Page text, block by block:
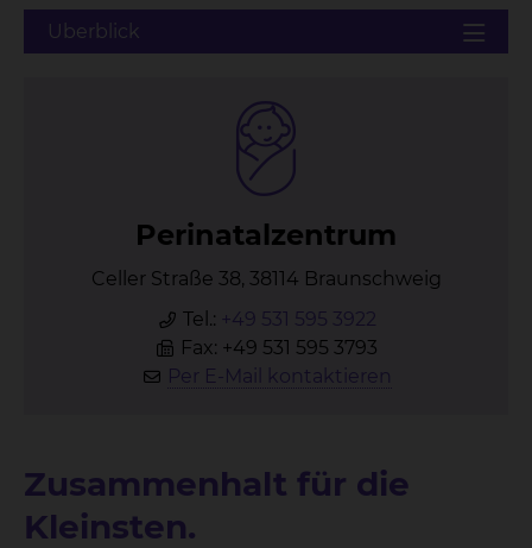
Pe­ri­na­ta­l­zen­trum
Celler Straße 38, 38114 Braunschweig
Tel.: +49 531 595 3922
Fax: +49 531 595 3793
Per E-Mail kontaktieren
Zusammenhalt für die
Kleinsten.